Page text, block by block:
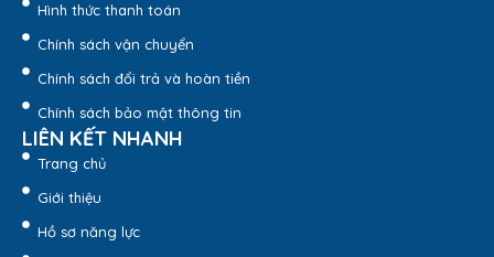
Hộp Âm Dương Đựng Bình Giữ Nhiệt, Sổ Tay Và Bút
HAD07 ĐH KHTN
2. Đặc Điểm Nổi Bật Của Hộp
Hình thức thanh toán
Chính sách vận chuyển
Chính sách đổi trả và hoàn tiền
Chính sách bảo mật thông tin
LIÊN KẾT NHANH
Trang chủ
Giới thiệu
Hồ sơ năng lực